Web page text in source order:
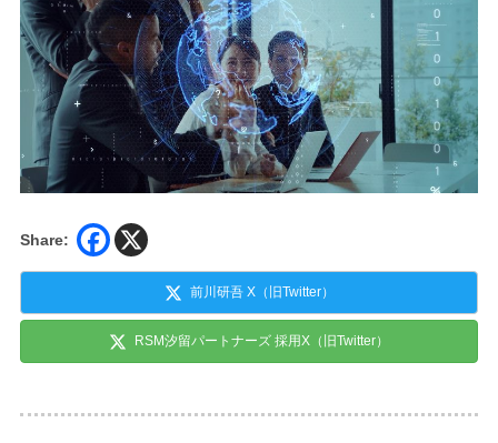
Share:
前川研吾 X（旧Twitter）
RSM汐留パートナーズ 採用X（旧Twitter）